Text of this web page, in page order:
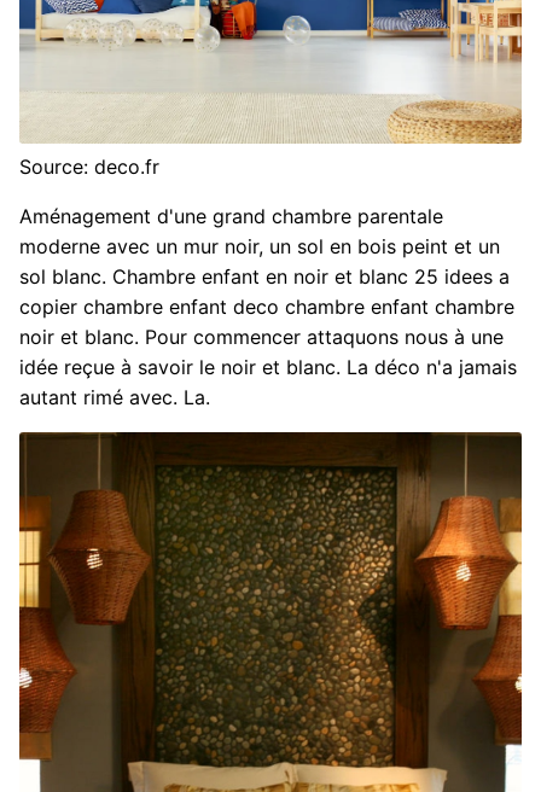
Source: deco.fr
Aménagement d'une grand chambre parentale
moderne avec un mur noir, un sol en bois peint et un
sol blanc. Chambre enfant en noir et blanc 25 idees a
copier chambre enfant deco chambre enfant chambre
noir et blanc. Pour commencer attaquons nous à une
idée reçue à savoir le noir et blanc. La déco n'a jamais
autant rimé avec. La.